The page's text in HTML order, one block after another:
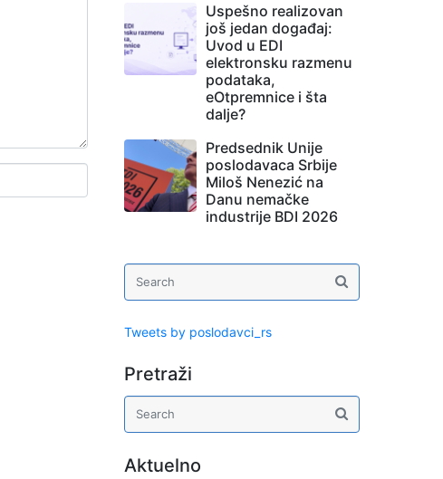
Uspešno realizovan
još jedan događaj:
Uvod u EDI
elektronsku razmenu
podataka,
eOtpremnice i šta
dalje?
Predsednik Unije
poslodavaca Srbije
Miloš Nenezić na
Danu nemačke
industrije BDI 2026
Tweets by poslodavci_rs
Pretraži
Aktuelno